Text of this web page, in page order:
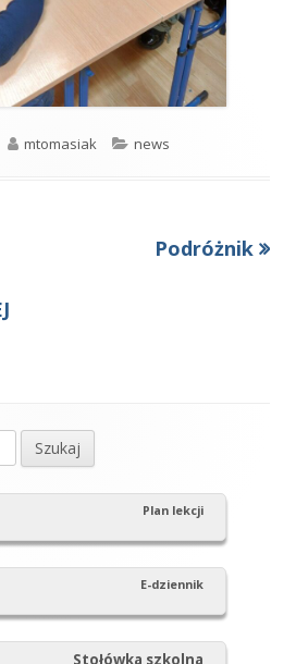
Autor
mtomasiak Kategorie
news
Następny
Podróżnik
Plan lekcji
E-dziennik
Stołówka szkolna